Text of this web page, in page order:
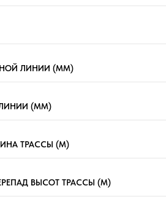
ЛИНИИ (ММ)
(ММ)
ТРАССЫ (М)
ВЫСОТ ТРАССЫ (М)